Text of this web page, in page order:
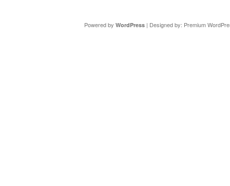
Powered by WordPress| Designed by: Premium